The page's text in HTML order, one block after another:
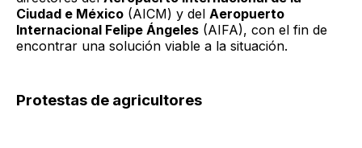
Ciudad e México (AICM) y del Aeropuerto
Internacional Felipe Ángeles (AIFA), con el fin de
encontrar una solución viable a la situación.
Protestas de agricultores